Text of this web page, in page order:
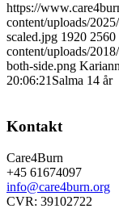
https://
content/uploads/
scaled.jpg 1920 2560
content/uploads/
both-side.png
20:06:21 Salma 14 år
Kontakt
Care4Burn
+45 61674097
info@care4burn.org
CVR: 39102722